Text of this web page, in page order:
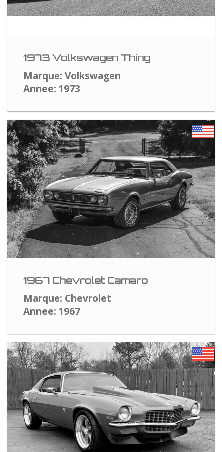
1973 Volkswagen Thing
Marque: Volkswagen
Annee: 1973
1967 Chevrolet Camaro
Marque: Chevrolet
Annee: 1967